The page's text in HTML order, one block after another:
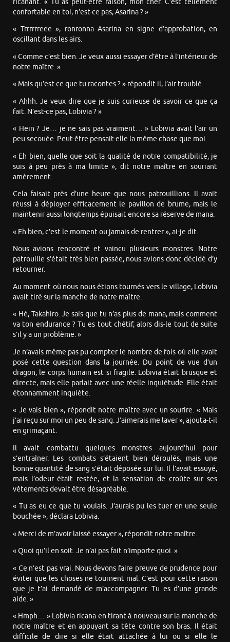
confortable en toi, n’est-ce pas, Asarina ? »
« Trrrrrreee », ronronna Asarina en signe d’approbation, en
oscillant dans les airs.
« Comme c’est bien. Je veux aussi essayer d’être à l’intérieur de
notre maître. »
« Mais qu’est-ce que tu racontes ? » répondit-il, l’air troublé.
« Ahhh. Je veux dire que je suis curieuse de savoir ce que ça
fait. N’est-ce pas, Lobivia ? »
« Hein ? Je… je ne sais pas vraiment… » Lobivia avait l’air un
peu secouée. Peut-être pensait-elle la même chose que moi.
« Eh bien, quelle que soit la qualité de notre compatibilité, je
suis à peu près à ma limite », dit notre maître en souriant
amèrement.
Cela faisait près d’une heure que nous patrouillions. Il avait
réussi à déployer efficacement le pavillon de brume, mais le
maintenir aussi longtemps épuisait encore sa réserve de mana.
« Eh bien, c’est le moment ou jamais de rentrer », ai-je dit.
Nous avions rencontré et vaincu plusieurs monstres. Notre
patrouille s’était très bien passée, nous avions donc décidé d’y
retourner.
Au moment où nous nous étions tournés vers le village, Lobivia
avait tiré sur la manche de notre maître.
« Hé, Takahiro. Je sais que tu n’as plus de mana, mais comment
va ton endurance ? Tu es tout chétif, alors dis-le tout de suite
s’il y a un problème. »
Je n’avais même pas pu compter le nombre de fois où elle avait
posé cette question dans la journée. Du point de vue d’un
dragon, le corps humain est si fragile. Lobivia était brusque et
directe, mais elle parlait avec une réelle inquiétude. Elle était
étonnamment inquiète.
« Je vais bien », répondit notre maître avec un sourire. « Mais
j’ai reçu sur moi un peu de sang. J’aimerais me laver », ajouta-t-il
en grimaçant.
Il avait combattu quelques monstres aujourd’hui pour
s’entraîner. Les combats s’étaient bien déroulés, mais une
bonne quantité de sang s’était déposée sur lui. Il l’avait essuyé,
mais l’odeur était restée, et la sensation de croûte sur ses
vêtements devait être désagréable.
« Tu as eu ce que tu voulais. J’aurais pu les tuer en une seule
bouchée », déclara Lobivia.
« Merci de m’avoir laissé essayer », répondit notre maître.
« Quoi qu’il en soit. Je n’ai pas fait n’importe quoi. »
« Ce n’est pas vrai. Nous devons faire preuve de prudence pour
éviter que les choses ne tournent mal. C’est pour cette raison
que je t’ai demandé de m’accompagner. Tu es d’une grande
aide. »
« Hmph… » Lobivia ricana en tirant à nouveau sur la manche de
notre maître et en appuyant sa tête contre son bras. Il était
difficile de dire si elle était attachée à lui ou si elle le